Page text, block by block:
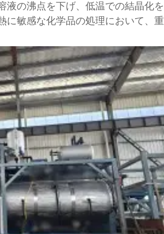
液の沸点を下げ、低温での結晶化を
に敏感な化学品の処理において、重